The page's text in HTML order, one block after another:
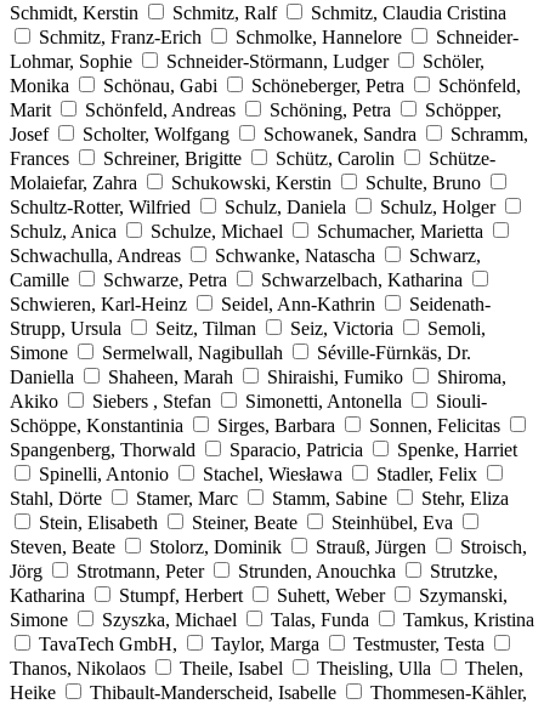
Schmidt, Kerstin
Schmitz, Ralf
Schmitz, Claudia Cristina
Schmitz, Franz-Erich
Schmolke, Hannelore
Schneider-
Lohmar, Sophie
Schneider-Störmann, Ludger
Schöler,
Monika
Schönau, Gabi Schöneberger, Petra
Schönfeld,
Marit
Schönfeld, Andreas Schöning, Petra
Schöpper,
Josef
Scholter, Wolfgang Schowanek, Sandra
Schramm,
Frances
Schreiner, Brigitte Schütz, Carolin
Schütze-
Molaiefar, Zahra
Schukowski, Kerstin
Schulte, Bruno
Schultz-Rotter, Wilfried
Schulz, Daniela
Schulz, Holger
Schulz, Anica
Schulze, Michael
Schumacher, Marietta
Schwachulla, Andreas
Schwanke, Natascha
Schwarz,
Camille
Schwarze, Petra
Schwarzelbach, Katharina
Schwieren, Karl-Heinz
Seidel, Ann-Kathrin
Seidenath-
Strupp, Ursula
Seitz, Tilman Seiz, Victoria
Semoli,
Simone
Sermelwall, Nagibullah
Séville-Fürnkäs, Dr.
Daniella
Shaheen, Marah Shiraishi, Fumiko
Shiroma,
Akiko
Siebers , Stefan Simonetti, Antonella
Siouli-
Schöppe, Konstantinia
Sirges, Barbara
Sonnen, Felicitas
Spangenberg, Thorwald
Sparacio, Patricia
Spenke, Harriet
Spinelli, Antonio
Stachel, Wiesława
Stadler, Felix
Stahl, Dörte
Stamer, Marc Stamm, Sabine
Stehr, Eliza
Stein, Elisabeth
Steiner, Beate
Steinhübel, Eva
Steven, Beate
Stolorz, Dominik Strauß, Jürgen
Stroisch,
Jörg
Strotmann, Peter Strunden, Anouchka
Strutzke,
Katharina
Stumpf, Herbert Suhett, Weber
Szymanski,
Simone
Szyszka, Michael Talas, Funda
Tamkus, Kristina
TavaTech GmbH,
Taylor, Marga
Testmuster, Testa
Thanos, Nikolaos
Theile, Isabel Theisling, Ulla
Thelen,
Heike
Thibault-Manderscheid, Isabelle
Thommesen-Kähler,